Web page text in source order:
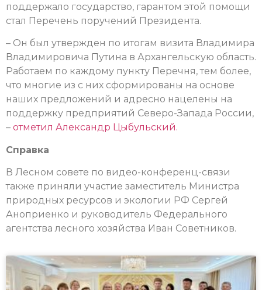
поддержало государство, гарантом этой помощи
стал Перечень поручений Президента.
– Он был утвержден по итогам визита Владимира
Владимировича Путина в Архангельскую область.
Работаем по каждому пункту Перечня, тем более,
что многие из с них сформированы на основе
наших предложений и адресно нацелены на
поддержку предприятий Северо-Запада России,
– отметил Александр Цыбульский.
Справка
В Лесном совете по видео-конференц-связи
также приняли участие заместитель Министра
природных ресурсов и экологии РФ Сергей
Аноприенко и руководитель Федерального
агентства лесного хозяйства Иван Советников.